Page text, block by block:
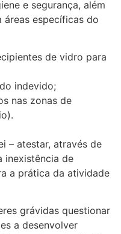
e segurança, além
áreas específicas do
de vidro para
indevido;
nas zonas de
– atestar, através de
inexistência de
a prática da atividade
grávidas questionar
a desenvolver